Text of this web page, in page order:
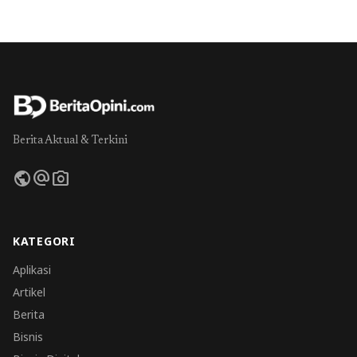
Berita Aktual & Terkini
publicalternate_emailphoto_camera
KATEGORI
Aplikasi
Artikel
Berita
Bisnis